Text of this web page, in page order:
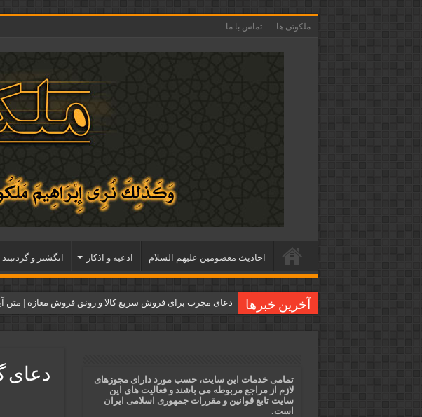
ملکوتی ها تماس با ما
احاديث معصومين عليهم السلام ادعيه و اذكار انگشتر و گردنبند
آخرین خبرها دعای مجرب برای فروش سریع کالا و رونق فروش مغازه | متن
آیات قرآنی برای استجابت دعا و آسان شدن کارها و برآورده
قویترین ذکر استجابت دعا و حاجت روایی | ذکر اسماء الحسنی
دعای
تمامی خدمات این سایت، حسب مورد دارای مجوزهای
لازم از مراجع مربوطه می باشند و فعالیت های این
سایت تابع قوانین و مقررات جمهوری اسلامی ایران
است.